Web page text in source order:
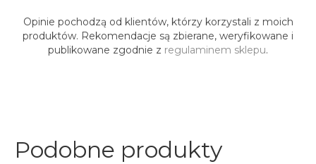
Opinie pochodzą od klientów, którzy korzystali z moich
produktów. Rekomendacje są zbierane, weryfikowane i
publikowane zgodnie z regulaminem sklepu.
Podobne produkty